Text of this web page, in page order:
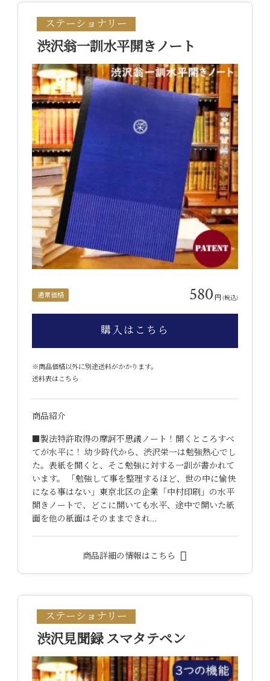
ステーショナリー
渋沢翁一訓水平開きノート
通常価格 580 円(税込)
購入はこちら
※商品価格以外に別途送料がかかります。
送料表はこちら
商品紹介
■製法特許取得の摩訶不思議ノート！開くところすべ
てが水平に！ 幼少時代から、渋沢栄一は勉強熱心でし
た。表紙を開くと、そこ勉強に対する一訓が書かれて
います。 「勉強して事を整理するほど、世の中に愉快
になる事はない」東京北区の企業「中村印刷」の水平
開きノートで、どこに開いても水平、途中で開いた紙
面を他の紙面はそのままできれ…
商品詳細の情報はこちら
ステーショナリー
渋沢見聞録 スマタテペン